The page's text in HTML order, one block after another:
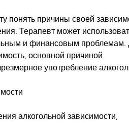
понять причины своей
Терапевт может
и финансовым проблемам.
основной причиной
употребление
алкогольной зависимости,